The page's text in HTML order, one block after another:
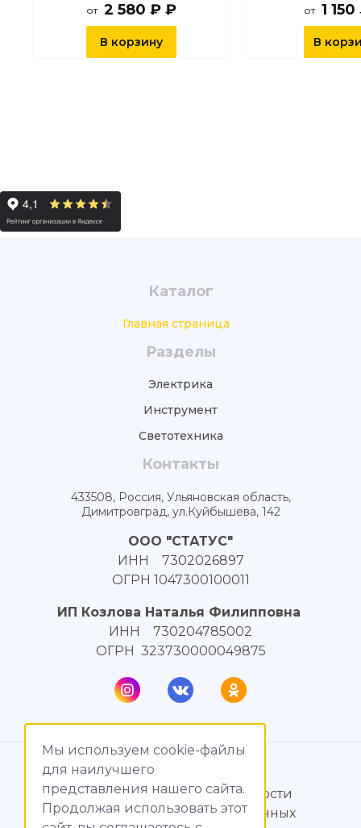
Мы используем cookie-файлы
для наилучшего
представления нашего сайта.
Продолжая использовать этот
от 2 580 ₽ ₽
В корзину
от 1
В
Каталог
Главная страница
Разделы
Электрика
Инструмент
Светотехника
Контакты
433508, Россия, Ульяновская область,
Димитровград, ул.Куйбышева, 142
ООО "СТАТУС"
ИНН 7302026897
ОГРН 1047300100011
ИП Козлова Наталья Филипповна
ИНН 730204785002
ОГРН 323730000049875
© МагияТока, 2015 – 2026
Политика конфиденциальности
Обработка персональных данных